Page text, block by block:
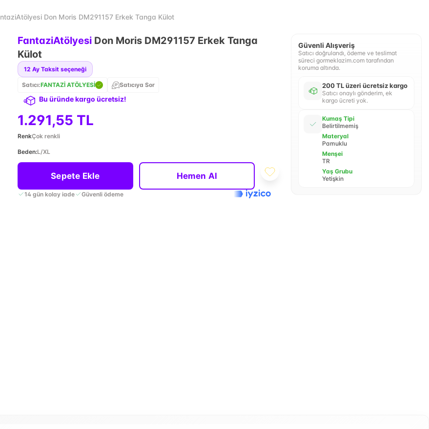
Don Moris DM291157 Erkek Tanga Külot
FantaziAtölyesi Don Moris DM291157 Erkek Tanga
Külot
12 Ay Taksit seçeneği
Satıcı:FANTAZİ ATÖLYESİ Satıcıya Sor
Bu üründe kargo ücretsiz!
1.291,55 TL
RenkÇok renkli
Beden:L/XL
Sepete Ekle Hemen Al
14 gün kolay iade Güvenli ödeme
Güvenli Alışveriş
Satıcı doğrulandı, ödeme ve teslimat
süreci gormeklazim.com tarafından
koruma altında.
200 TL üzeri ücretsiz kargo
Satıcı onaylı gönderim, ek
kargo ücreti yok.
Kumaş Tipi
Belirtilmemiş
Materyal
Pamuklu
Menşei
TR
Yaş Grubu
Yetişkin